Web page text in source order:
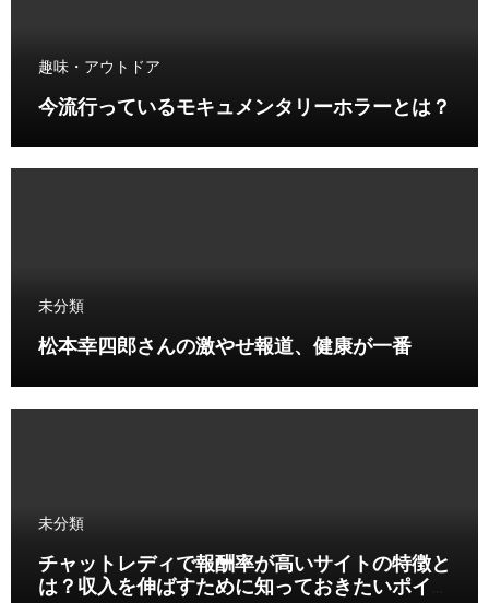
趣味・アウトドア
今流行っているモキュメンタリーホラーとは？
未分類
松本幸四郎さんの激やせ報道、健康が一番
未分類
チャットレディで報酬率が高いサイトの特徴と
は？収入を伸ばすために知っておきたいポイン